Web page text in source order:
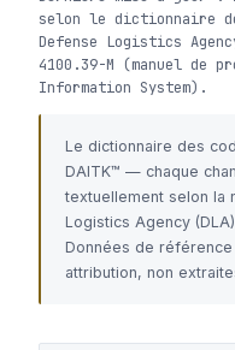
selon le dictionnaire
Defense Logistics
4100.39-M (manuel de
Information System).
Le dictionnaire des
DAITK™ — chaque
textuellement selon la
Logistics Agency
Données de
attribution, non